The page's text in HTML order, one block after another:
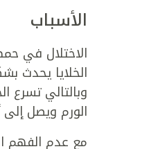
الأسباب
الاختلال في
الخلايا يحدث
وبالتالي تسرع
الورم ويصل
مع عدم الفهم